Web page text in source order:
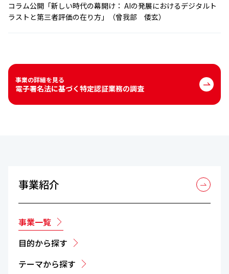
コラム公開「新しい時代の幕開け： AIの発展におけるデジタルト
ラストと第三者評価の在り方」（曾我部 倭玄）
事業の詳細を見る
電子署名法に基づく特定認証業務の調査
事業紹介
事業一覧
目的から探す
テーマから探す